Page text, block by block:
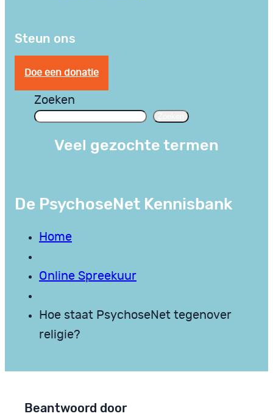
Steun ons
Doe een donatie
Zoeken
Veel gezochte termen
De PsychoseNet Kennisbank
Home
Online Spreekuur
Hoe staat PsychoseNet tegenover
religie?
Beantwoord door